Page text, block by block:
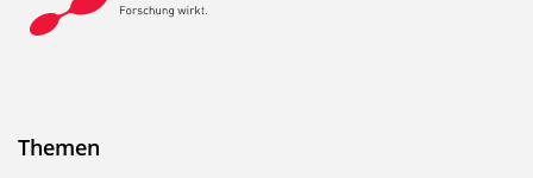
Themen